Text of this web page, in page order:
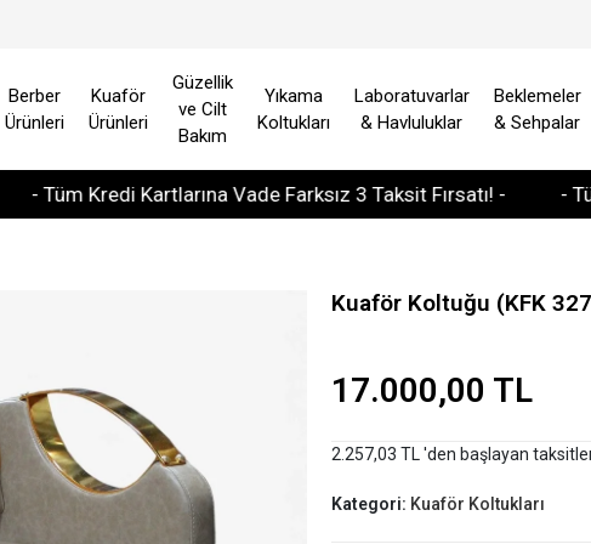
Kredi Kartlarına Vade Farksız 3 Taksit Fırsatı! - - Tüm
Berber
Ürünleri
Kuaför
Ürünleri
Güzellik
ve Cilt
Bakım
Yıkama
Koltukları
Laboratuvarlar
& Havluluklar
Beklemeler
& Sehpalar
Kuaför Koltuğu (KFK
17.000,00 TL
2.257,03 TL 'den başlayan
Kategori: Kuaför Koltukları